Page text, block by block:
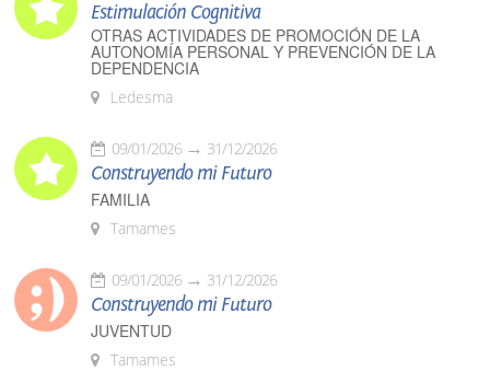
Estimulación Cognitiva
OTRAS ACTIVIDADES DE PROMOCIÓN DE LA
AUTONOMÍA PERSONAL Y PREVENCIÓN DE LA
DEPENDENCIA
Ledesma
09/01/2026 31/12/2026
Construyendo mi Futuro
FAMILIA
Tamames
09/01/2026 31/12/2026
Construyendo mi Futuro
JUVENTUD
Tamames